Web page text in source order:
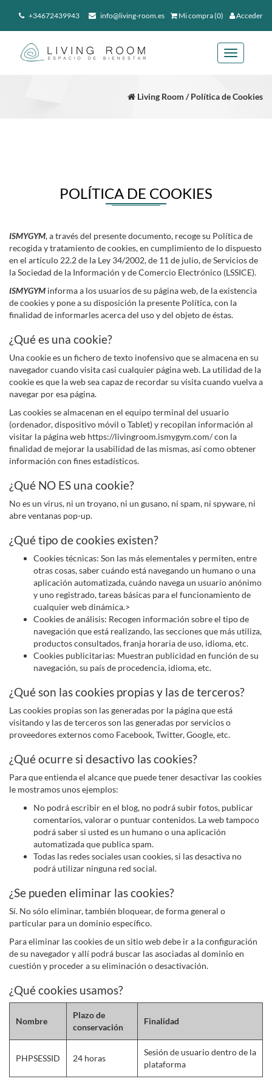
+34672439943 info@living-room.es Mi compra (0) Acceder
Toggle
navigation
Living Room / Política de Cookies
POLÍTICA DE COOKIES
ISMYGYM, a través del presente documento, recoge su Política de
recogida y tratamiento de cookies, en cumplimiento de lo dispuesto
en el artículo 22.2 de la Ley 34/2002, de 11 de julio, de Servicios de
la Sociedad de la Información y de Comercio Electrónico (LSSICE).
ISMYGYM informa a los usuarios de su página web, de la existencia
de cookies y pone a su disposición la presente Política, con la
finalidad de informarles acerca del uso y del objeto de éstas.
¿Qué es una cookie?
Una cookie es un fichero de texto inofensivo que se almacena en su
navegador cuando visita casi cualquier página web. La utilidad de la
cookie es que la web sea capaz de recordar su visita cuando vuelva a
navegar por esa página.
Las cookies se almacenan en el equipo terminal del usuario
(ordenador, dispositivo móvil o Tablet) y recopilan información al
visitar la página web https://livingroom.ismygym.com/ con la
finalidad de mejorar la usabilidad de las mismas, así como obtener
información con fines estadísticos.
¿Qué NO ES una cookie?
No es un virus, ni un troyano, ni un gusano, ni spam, ni spyware, ni
abre ventanas pop-up.
¿Qué tipo de cookies existen?
Cookies técnicas: Son las más elementales y permiten, entre
otras cosas, saber cuándo está navegando un humano o una
aplicación automatizada, cuándo navega un usuario anónimo
y uno registrado, tareas básicas para el funcionamiento de
cualquier web dinámica.>
Cookies de análisis: Recogen información sobre el tipo de
navegación que está realizando, las secciones que más utiliza,
productos consultados, franja horaria de uso, idioma, etc.
Cookies publicitarias: Muestran publicidad en función de su
navegación, su país de procedencia, idioma, etc.
¿Qué son las cookies propias y las de terceros?
Las cookies propias son las generadas por la página que está
visitando y las de terceros son las generadas por servicios o
proveedores externos como Facebook, Twitter, Google, etc.
¿Qué ocurre si desactivo las cookies?
Para que entienda el alcance que puede tener desactivar las cookies
le mostramos unos ejemplos:
No podrá escribir en el blog, no podrá subir fotos, publicar
comentarios, valorar o puntuar contenidos. La web tampoco
podrá saber si usted es un humano o una aplicación
automatizada que publica spam.
Todas las redes sociales usan cookies, si las desactiva no
podrá utilizar ninguna red social.
¿Se pueden eliminar las cookies?
Sí. No sólo eliminar, también bloquear, de forma general o
particular para un dominio específico.
Para eliminar las cookies de un sitio web debe ir a la configuración
de su navegador y allí podrá buscar las asociadas al dominio en
cuestión y proceder a su eliminación o desactivación.
¿Qué cookies usamos?
Nombre
Plazo de
conservación
Finalidad
PHPSESSID 24 horas
Sesión de usuario dentro de la
plataforma